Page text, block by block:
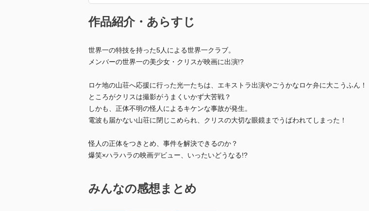
作品紹介・あらすじ
世界一の特技を持った5人による世界一クラブ。
メンバーの世界一の美少女・クリスが映画に出演!?
ロケ地の山荘へ応援に行った光一たちは、エキストラ出演やごうかなロケ弁に大こうふん！
ところがクリスは撮影がうまくいかず大苦戦？
しかも、正体不明の怪人によるキケンな事故が発生。
電波も届かない山荘に閉じこめられ、クリスの大切な眼鏡までうばわれてしまった！
怪人の正体をつきとめ、事件を解決できるのか？
爆笑×ハラハラの映画デビュー、いったいどうなる!?
みんなの感想まとめ